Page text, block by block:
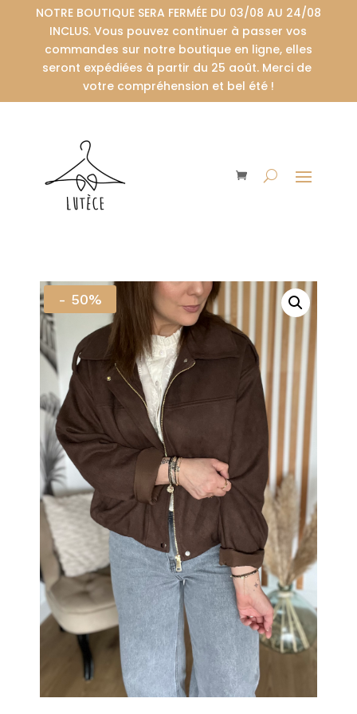
NOTRE BOUTIQUE SERA FERMÉE DU 03/08 AU 24/08
INCLUS. Vous pouvez continuer à passer vos
commandes sur notre boutique en ligne, elles
seront expédiées à partir du 25 août. Merci de
votre compréhension et bel été !
- 50%